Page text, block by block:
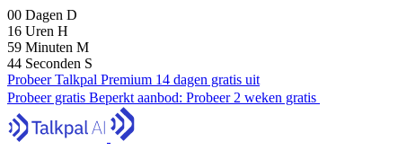
00 Dagen D
16 Uren H
59 Minuten M
42 Seconden S
Probeer Talkpal Premium 14 dagen gratis uit
Probeer gratis Beperkt aanbod: Probeer 2 weken gratis